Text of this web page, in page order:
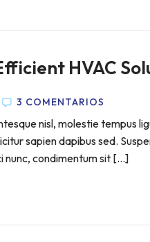
HVAC
3 COMENTARIOS
nisl, molestie tempus
sapien dapibus sed.
nunc, condimentum sit […]